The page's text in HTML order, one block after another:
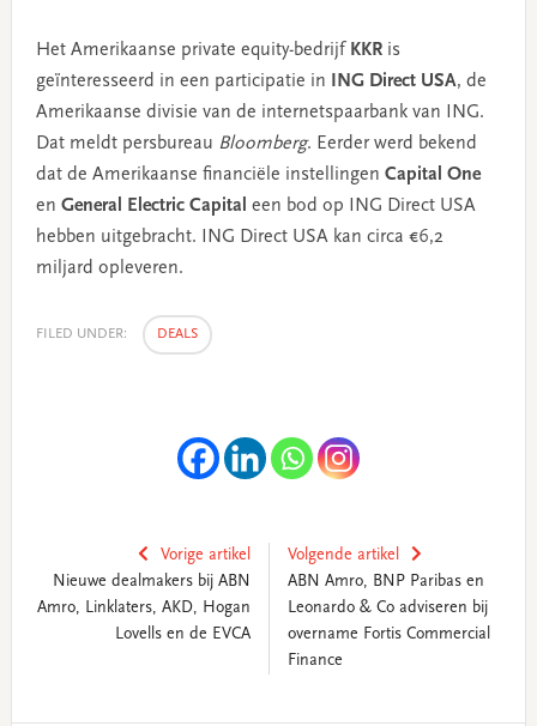
Het Amerikaanse private equity-bedrijf KKRis
geïnteresseerd in een participatie in
ING Direct USA, de
Amerikaanse divisie van de internetspaarbank van ING.
Dat meldt persbureau Bloomberg. Eerder werd bekend
dat de Amerikaanse financiële instellingen Capital One
en General Electric Capital een bod op ING Direct USA
hebben uitgebracht. ING Direct USA kan circa €6,2
miljard opleveren.
FILED UNDER: DEALS
Vorige artikel
Nieuwe dealmakers bij ABN
Amro, Linklaters, AKD, Hogan
Lovells en de EVCA
Volgende artikel
ABN Amro, BNP Paribas en
Leonardo & Co adviseren bij
overname Fortis Commercial
Finance